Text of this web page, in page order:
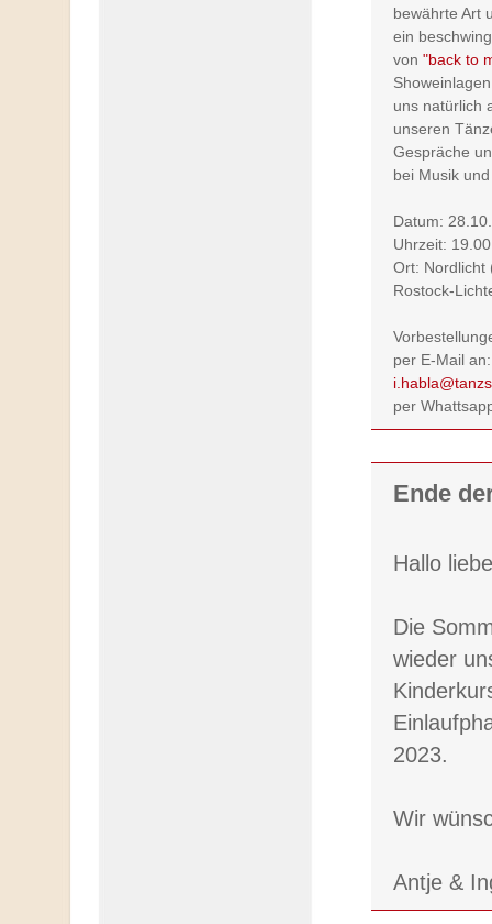
bewährte Art
ein
von "back to
uns natürlich
unseren
Gespräche
bei Musik
Datum:
Uhrzeit:
Ort: Nordlicht
Rostock-
per E-Mail an:
per
Ende
Hallo
Die
wieder
2023.
Wir
Antje &